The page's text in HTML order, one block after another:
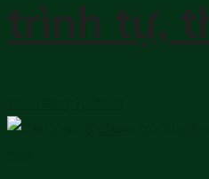
trình tự,